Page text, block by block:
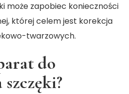
może zapobiec konieczności
której celem jest korekcja
twarzowych.
do